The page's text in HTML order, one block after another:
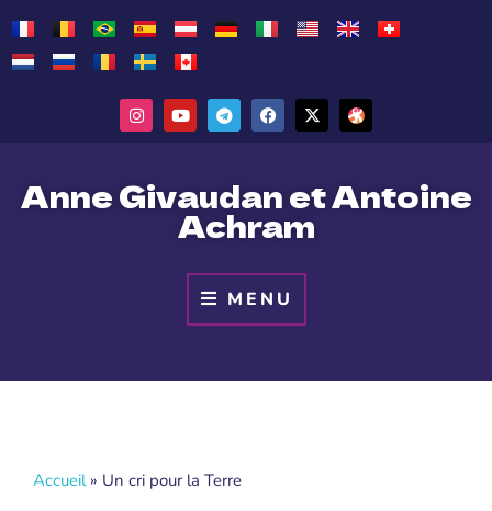
Anne Givaudan et Antoine
Achram
MENU
Accueil» Un cri pour la Terre